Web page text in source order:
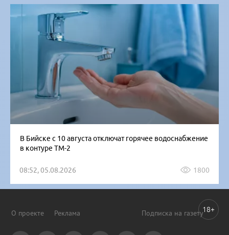
В Бийске с 10 августа отключат горячее водоснабжение
в контуре ТМ-2
08:52, 05.08.2026 1800
О проекте Реклама Подписка на газету18+